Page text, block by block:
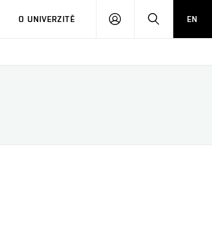
O UNIVERZITĚ
PŘIHLÁSIT HLEDATEN